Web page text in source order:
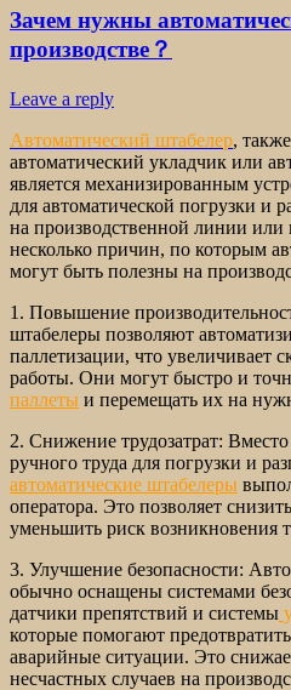
Зачем нужны
производстве？
Leave a reply
Автоматический штабелер,
автоматический укладчик или
является механизированным
для автоматической погрузки и
на производственной линии
несколько причин, по которым
могут быть полезны на
1. Повышение
штабелеры позволяют
паллетизации, что увеличивает
работы. Они могут быстро и
паллеты и перемещать их на
2. Снижение трудозатрат:
ручного труда для погрузки и
автоматические штабелеры
оператора. Это позволяет
уменьшить риск возникновения
3. Улучшение безопасности:
обычно оснащены системами
датчики препятствий и системы
которые помогают
аварийные ситуации. Это
несчастных случаев на